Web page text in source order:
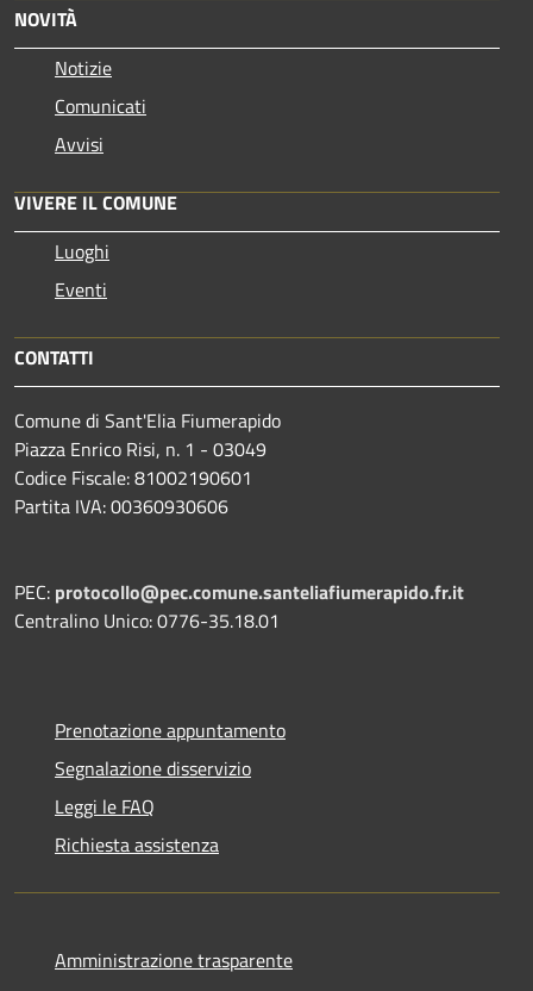
NOVITÀ
Notizie
Comunicati
Avvisi
VIVERE IL COMUNE
Luoghi
Eventi
CONTATTI
Comune di Sant'Elia Fiumerapido
Piazza Enrico Risi, n. 1 - 03049
Codice Fiscale: 81002190601
Partita IVA: 00360930606
PEC: protocollo@pec.comune.santeliafiumerapido.fr.it
Centralino Unico: 0776-35.18.01
Prenotazione appuntamento
Segnalazione disservizio
Leggi le FAQ
Richiesta assistenza
Amministrazione trasparente